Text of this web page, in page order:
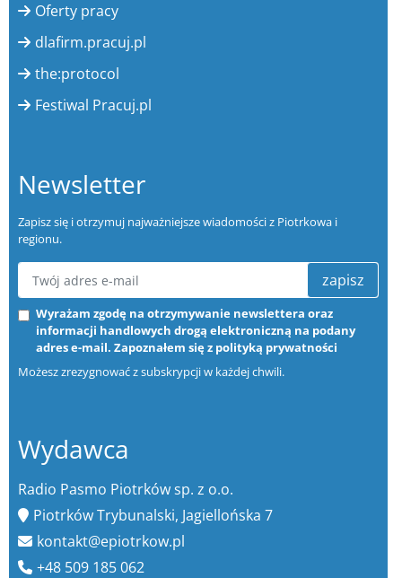
Oferty pracy
dlafirm.pracuj.pl
the:protocol
Festiwal Pracuj.pl
Newsletter
Zapisz się i otrzymuj najważniejsze wiadomości z Piotrkowa i
regionu.
zapisz
Wyrażam zgodę na otrzymywanie newslettera oraz
informacji handlowych drogą elektroniczną na podany
adres e-mail. Zapoznałem się z polityką prywatności
Możesz zrezygnować z subskrypcji w każdej chwili.
Wydawca
Radio Pasmo Piotrków sp. z o.o.
Piotrków Trybunalski, Jagiellońska 7
kontakt@epiotrkow.pl
+48 509 185 062